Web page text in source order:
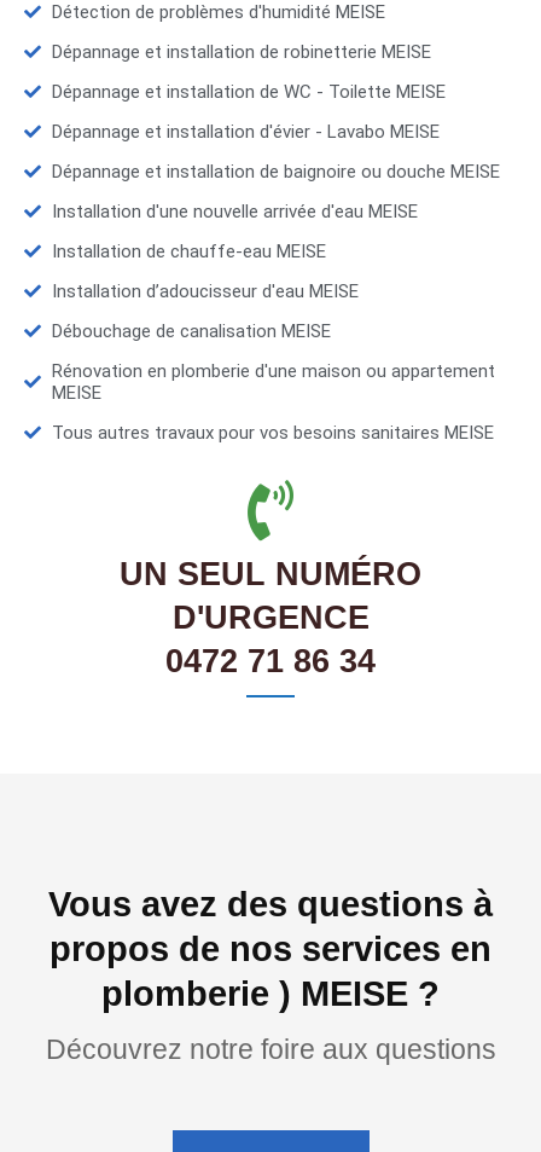
Détection de problèmes d'humidité MEISE
Dépannage et installation de robinetterie MEISE
Dépannage et installation de WC - Toilette MEISE
Dépannage et installation d'évier - Lavabo MEISE
Dépannage et installation de baignoire ou douche MEISE
Installation d'une nouvelle arrivée d'eau MEISE
Installation de chauffe-eau MEISE
Installation d’adoucisseur d'eau MEISE
Débouchage de canalisation MEISE
Rénovation en plomberie d'une maison ou appartement
MEISE
Tous autres travaux pour vos besoins sanitaires MEISE
UN SEUL NUMÉRO
D'URGENCE
0472 71 86 34
Vous avez des questions à
propos de nos services en
plomberie ) MEISE ?
Découvrez notre foire aux questions